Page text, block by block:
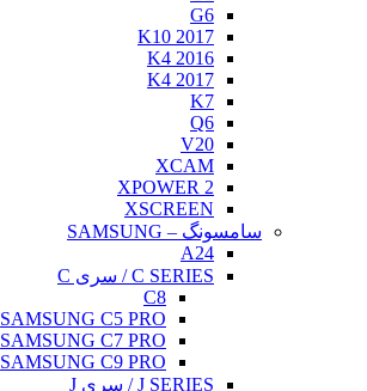
G6
K10 2017
K4 2016
K4 2017
K7
Q6
V20
XCAM
XPOWER 2
XSCREEN
سامسونگ – SAMSUNG
A24
C SERIES / سری C
C8
SAMSUNG C5 PRO
SAMSUNG C7 PRO
SAMSUNG C9 PRO
J SERIES / سری J